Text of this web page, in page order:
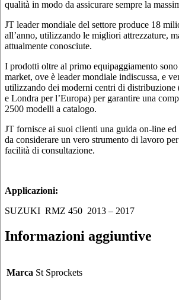
qualità in modo da assicurare sempre la
JT leader mondiale del settore produce 18
all’anno, utilizzando le migliori attrezzature,
attualmente conosciute.
I prodotti oltre al primo equipaggiamento sono
market, ove è leader mondiale indiscussa, e
utilizzando dei moderni centri di
e Londra per l’Europa) per garantire una
2500 modelli a catalogo.
JT fornisce ai suoi clienti una guida on-line ed
da considerare un vero strumento di lavoro
facilità di consultazione.
Applicazioni:
SUZUKI RMZ 450 2013 – 2017
Informazioni aggiuntive
Marca St Sprockets